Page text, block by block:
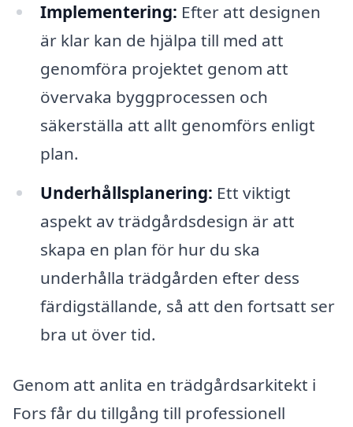
Implementering: Efter att designen
är klar kan de hjälpa till med att
genomföra projektet genom att
övervaka byggprocessen och
säkerställa att allt genomförs enligt
plan.
Underhållsplanering: Ett viktigt
aspekt av trädgårdsdesign är att
skapa en plan för hur du ska
underhålla trädgården efter dess
färdigställande, så att den fortsatt ser
bra ut över tid.
Genom att anlita en trädgårdsarkitekt i
Fors får du tillgång till professionell